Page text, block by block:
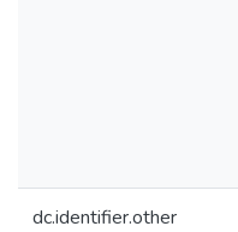
dc.identifier.other